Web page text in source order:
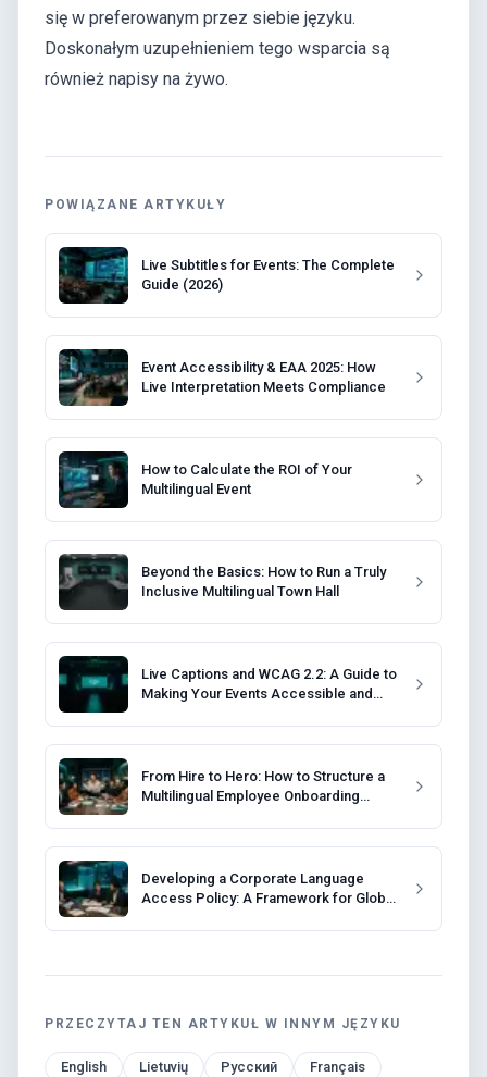
się w preferowanym przez siebie języku.
Doskonałym uzupełnieniem tego wsparcia są
również napisy na żywo.
POWIĄZANE ARTYKUŁY
Live Subtitles for Events: The Complete
Guide (2026)
Event Accessibility & EAA 2025: How
Live Interpretation Meets Compliance
How to Calculate the ROI of Your
Multilingual Event
Beyond the Basics: How to Run a Truly
Inclusive Multilingual Town Hall
Live Captions and WCAG 2.2: A Guide to
Making Your Events Accessible and
From Hire to Hero: How to Structure a
Multilingual Employee Onboarding
Developing a Corporate Language
Access Policy: A Framework for Global
PRZECZYTAJ TEN ARTYKUŁ W INNYM JĘZYKU
English Lietuvių Русский
Français